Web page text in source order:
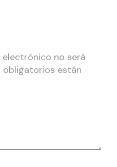
no será
obligatorios están